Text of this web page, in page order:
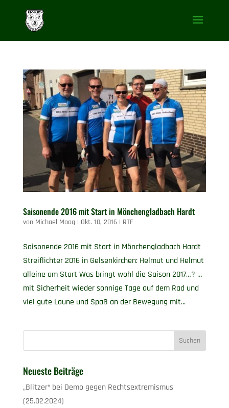
Saisonende 2016 mit Start in Mönchengladbach Hardt
von Michael Maag| Okt. 10, 2016| RTF
Saisonende 2016 mit Start in Mönchengladbach Hardt
Streiflichter 2016 in Gelsenkirchen: Helmut und Helmut
alleine am Start Was bringt wohl die Saison 2017…? …
mit Sicherheit wieder sonnige Tage auf dem Rad und
viel gute Laune und Spaß an der Bewegung mit...
Neueste Beiträge
„Blitzer“ bei Demo gegen Rechtsextremismus
(25.02.2024)